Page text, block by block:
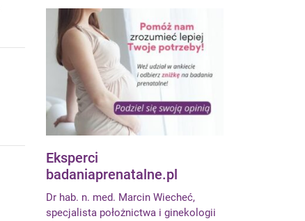
Eksperci
badaniaprenatalne.pl
Dr hab. n. med. Marcin Wiecheć,
specjalista położnictwa i ginekologii